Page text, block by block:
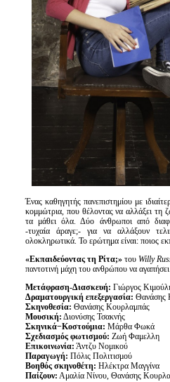
Ένας καθηγητής πανεπιστημίου με
κομμώτρια, που θέλοντας να αλλάξει τη
τα μάθει όλα. Δύο άνθρωποι από
-τυχαία άραγε;- για να αλλάξουν
ολοκληρωτικά. Το ερώτημα είναι: ποιος
«Εκπαιδεύοντας τη Ρίτα;»του Willy
παντοτινή μάχη του ανθρώπου να αγαπήσει
Μετάφραση-Διασκευή: Γιώργος
Δραματουργική επεξεργασία: Θανάσης
Σκηνοθεσία: Θανάσης Κουρλαμπάς
Μουσική: Διονύσης Τσακνής
Σκηνικά−Κοστούμια: Μάρθα Φωκά
Σχεδιασμός φωτισμού: Ζωή Φαμελλη
Επικοινωνία: Άντζυ Νομικού
Παραγωγή: Πόλις Πολιτισμού
Βοηθός σκηνοθέτη: Ηλέκτρα Μαγγίνα
Παίζουν: Αμαλία Νίνου, Θανάσης